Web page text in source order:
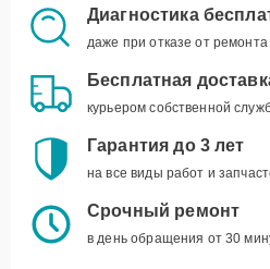
Диагностика
даже при отказе от ремонта
Бесплатная
курьером собственной
Гарантия до 3 лет
на все виды работ и
Срочный ремонт
в день обращения от 30